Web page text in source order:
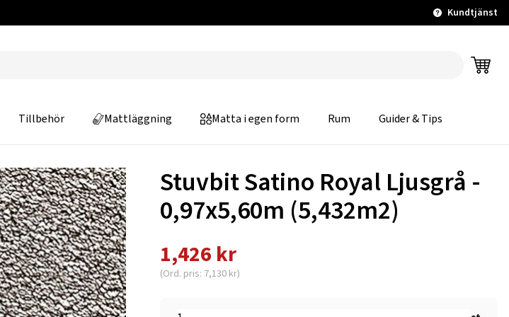
Kundtjänst
Tillbehör Mattläggning Matta i egen form Rum Guider & Tips
Stuvbit Satino Royal Ljusgrå -
0,97x5,60m (5,432m2)
1,426 kr
(Ord. pris: 7,130 kr)